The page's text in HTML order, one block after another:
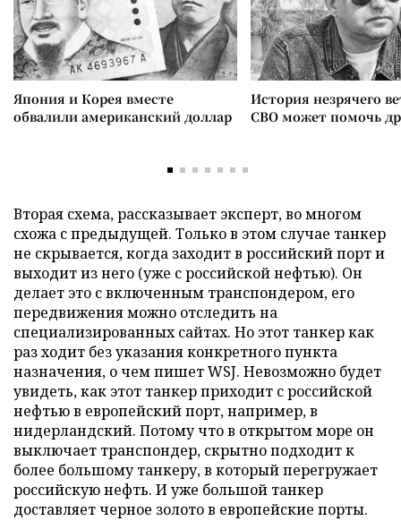
Япония и Корея вместе
обвалили американский доллар
История незрячего
СВО может помочь
Вторая схема, рассказывает эксперт, во многом
схожа с предыдущей. Только в этом случае танкер
не скрывается, когда заходит в российский порт и
выходит из него (уже с российской нефтью). Он
делает это с включенным транспондером, его
передвижения можно отследить на
специализированных сайтах. Но этот танкер как
раз ходит без указания конкретного пункта
назначения, о чем пишет WSJ. Невозможно будет
увидеть, как этот танкер приходит с российской
нефтью в европейский порт, например, в
нидерландский. Потому что в открытом море он
выключает транспондер, скрытно подходит к
более большому танкеру, в который перегружает
российскую нефть. И уже большой танкер
доставляет черное золото в европейские порты.